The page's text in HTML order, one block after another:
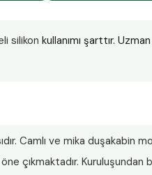
silikon kullanımı şarttır.
Camlı ve mika duşakabin
çıkmaktadır. Kuruluşundan